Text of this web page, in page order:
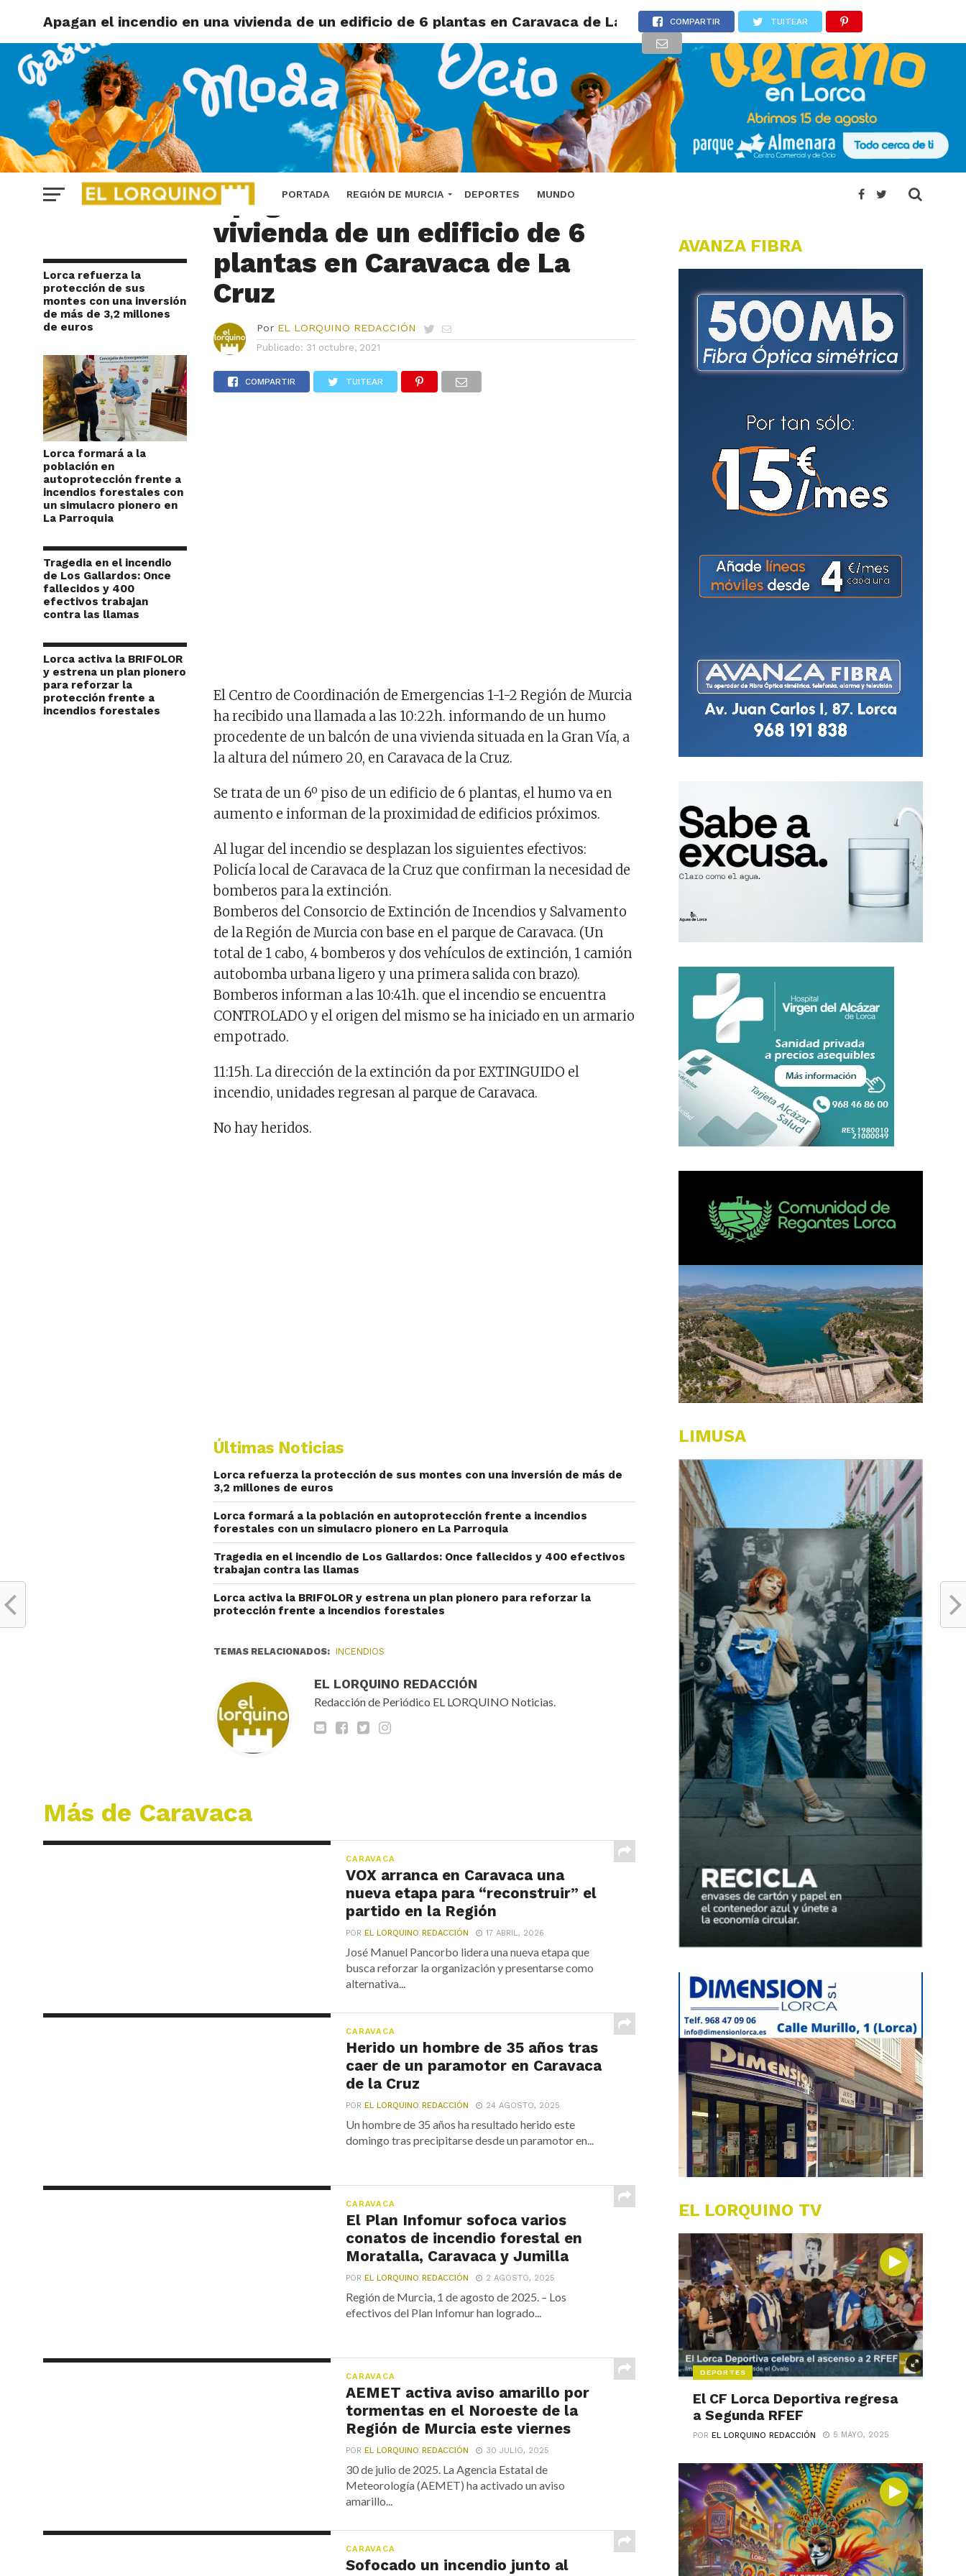
PORTADA REGIÓN DE MURCIA DEPORTES MUNDO
Apagan el incendio en una vivienda de un edificio de 6 plantas en Caravaca de La Cruz COMPARTIR TUITEAR
Lorca refuerza la
protección de sus
montes con una inversión
de más de 3,2 millones
de euros
Lorca formará a la
población en
autoprotección frente a
incendios forestales con
un simulacro pionero en
La Parroquia
Tragedia en el incendio
de Los Gallardos: Once
fallecidos y 400
efectivos trabajan
contra las llamas
Lorca activa la BRIFOLOR
y estrena un plan pionero
para reforzar la
protección frente a
incendios forestales
CARAVACA
Apagan el incendio en una
vivienda de un edificio de 6
plantas en Caravaca de La
Cruz
Por EL LORQUINO REDACCIÓN
Publicado: 31 octubre, 2021
COMPARTIR TUITEAR
El Centro de Coordinación de Emergencias 1-1-2 Región de Murcia
ha recibido una llamada a las 10:22h. informando de un humo
procedente de un balcón de una vivienda situada en la Gran Vía, a
la altura del número 20, en Caravaca de la Cruz.
Se trata de un 6º piso de un edificio de 6 plantas, el humo va en
aumento e informan de la proximidad de edificios próximos.
Al lugar del incendio se desplazan los siguientes efectivos:
Policía local de Caravaca de la Cruz que confirman la necesidad de
bomberos para la extinción.
Bomberos del Consorcio de Extinción de Incendios y Salvamento
de la Región de Murcia con base en el parque de Caravaca. (Un
total de 1 cabo, 4 bomberos y dos vehículos de extinción, 1 camión
autobomba urbana ligero y una primera salida con brazo).
Bomberos informan a las 10:41h. que el incendio se encuentra
CONTROLADO y el origen del mismo se ha iniciado en un armario
empotrado.
11:15h. La dirección de la extinción da por EXTINGUIDO el
incendio, unidades regresan al parque de Caravaca.
No hay heridos.
Últimas Noticias
Lorca refuerza la protección de sus montes con una inversión de más de
3,2 millones de euros
Lorca formará a la población en autoprotección frente a incendios
forestales con un simulacro pionero en La Parroquia
Tragedia en el incendio de Los Gallardos: Once fallecidos y 400 efectivos
trabajan contra las llamas
Lorca activa la BRIFOLOR y estrena un plan pionero para reforzar la
protección frente a incendios forestales
TEMAS RELACIONADOS: INCENDIOS
EL LORQUINO REDACCIÓN
Redacción de Periódico EL LORQUINO Noticias.
Más de Caravaca
CARAVACA
VOX arranca en Caravaca una
nueva etapa para “reconstruir” el
partido en la Región
POREL LORQUINO REDACCIÓN 17 ABRIL, 2026
José Manuel Pancorbo lidera una nueva etapa que
busca reforzar la organización y presentarse como
alternativa...
CARAVACA
Herido un hombre de 35 años tras
caer de un paramotor en Caravaca
de la Cruz
POREL LORQUINO REDACCIÓN 24 AGOSTO, 2025
Un hombre de 35 años ha resultado herido este
domingo tras precipitarse desde un paramotor en...
CARAVACA
El Plan Infomur sofoca varios
conatos de incendio forestal en
Moratalla, Caravaca y Jumilla
POREL LORQUINO REDACCIÓN 2 AGOSTO, 2025
Región de Murcia, 1 de agosto de 2025. – Los
efectivos del Plan Infomur han logrado...
CARAVACA
AEMET activa aviso amarillo por
tormentas en el Noroeste de la
Región de Murcia este viernes
POREL LORQUINO REDACCIÓN 30 JULIO, 2025
30 de julio de 2025. La Agencia Estatal de
Meteorología (AEMET) ha activado un aviso
amarillo...
CARAVACA
Sofocado un incendio junto al
AVANZA FIBRA
LIMUSA
EL LORQUINO TV
DEPORTES
El CF Lorca Deportiva regresa
a Segunda RFEF
POREL LORQUINO REDACCIÓN 5 MAYO, 2025